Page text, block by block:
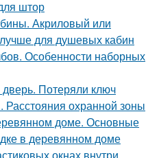
штор
Акриловый или
для душевых кабин
Особенности наборных
Потеряли ключ
охранной зоны
доме. Основные
в деревянном доме